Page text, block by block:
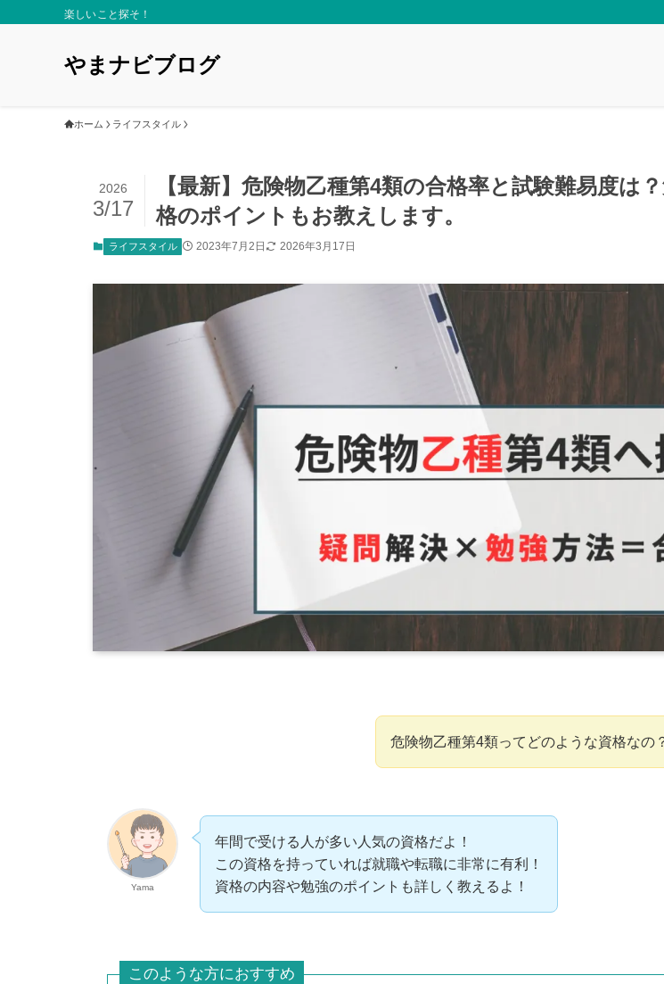
楽しいこと探そ！
やまナビブログ
ホーム ライフスタイル
【最新】危険物乙種第4類の合格率と試験難易度は
格のポイントもお教えします。
2026
3/17
ライフスタイル 2023年7月2日 2026年3月17日
危険物乙種第4類ってどのような資格なの
Yama
年間で受ける人が多い人気の資格だよ！
この資格を持っていれば就職や転職に非常に有利！
資格の内容や勉強のポイントも詳しく教えるよ！
このような方におすすめ